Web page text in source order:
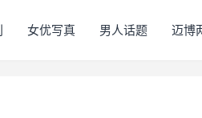
女优写真 男人话题 迈博